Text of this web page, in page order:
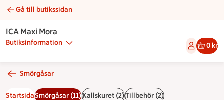
Grov fralla med ost & skinka | Catering ICA Maxi Mora
Gå till butikssidan
ICA Maxi Mora
Butiksinformation 0 kr
Smörgåsar
StartsidaSmörgåsar (11)Kallskuret (2)Tillbehör (2)